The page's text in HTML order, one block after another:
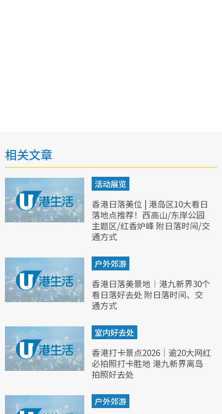
相关文章
活动展览
香港日落美位 | 港岛区10大看日
落地点推荐！西高山/东岸公园
主题区/红香炉峰 附日落时间/交
通方式
户外郊游
香港日落美景地︱港九新界30个
看日落好去处 附日落时间、交
通方式
室内好去处
香港打卡景点2026｜逾20大网红
必拍照打卡胜地 港九新界离岛
拍照好去处
户外郊游